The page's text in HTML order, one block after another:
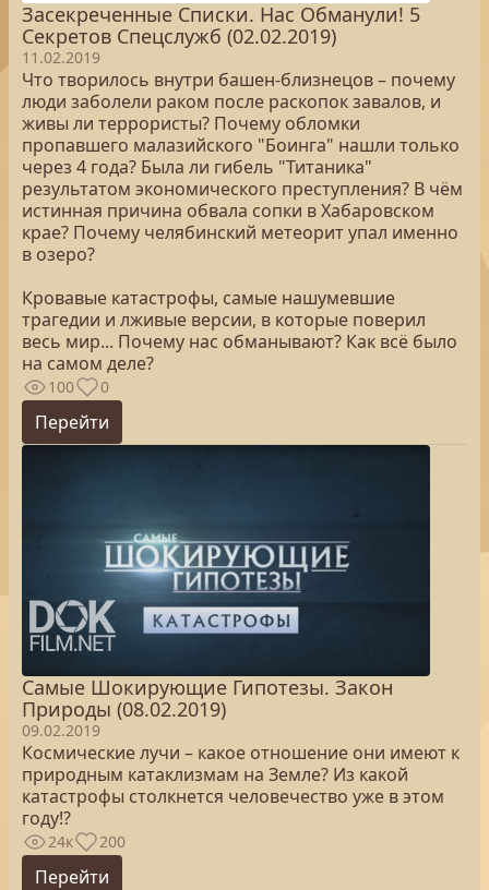
Засекреченные Списки. Нас Обманули! 5
Секретов Спецслужб (02.02.2019)
11.02.2019
Что творилось внутри башен-близнецов – почему
люди заболели раком после раскопок завалов, и
живы ли террористы? Почему обломки
пропавшего малазийского "Боинга" нашли только
через 4 года? Была ли гибель "Титаника"
результатом экономического преступления? В чём
истинная причина обвала сопки в Хабаровском
крае? Почему челябинский метеорит упал именно
в озеро?
Кровавые катастрофы, самые нашумевшие
трагедии и лживые версии, в которые поверил
весь мир... Почему нас обманывают? Как всё было
на самом деле?
100 0
Перейти
Самые Шокирующие Гипотезы. Закон
Природы (08.02.2019)
09.02.2019
Космические лучи – какое отношение они имеют к
природным катаклизмам на Земле? Из какой
катастрофы столкнется человечество уже в этом
году!?
24к 200
Перейти